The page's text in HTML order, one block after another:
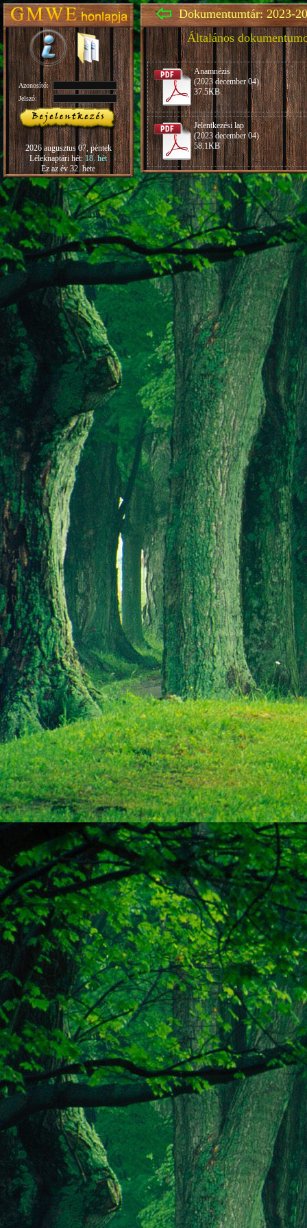
Azonosító:
Jelszó:
2026 augusztus 07, péntek
Léleknaptári hét:18. hét
Ez az év 32. hete
Dokumentumtár: 2023-
Általános
Anamnézis
(2023 december 04)
37.5KB
Jelentkezési lap
(2023 december 04)
58.1KB